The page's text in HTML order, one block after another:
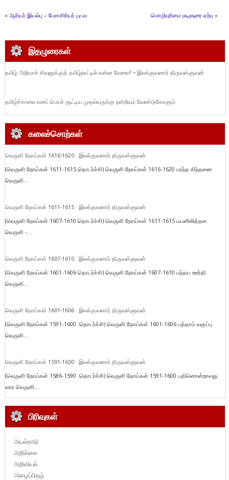
« ஆரியர் இயல்பு – பேராசிரியர் மு.வ மொழியுரிமை சூளுரை ஏற்பு »
இதழுரைகள்
தமிழ் அறியாச் சிவனுக்குத் தமிழ்நாட்டில் என்ன வேலை? – இலக்குவனார் திருவள்ளுவன்
தமிழ்ச்சாலை எனப் பெயர் சூட்டிய முதல்வருக்கு நன்றியும் வேண்டுகோளும்
கலைச்சொற்கள்
வெருளி நோய்கள் 1616-1620 : இலக்குவனார் திருவள்ளுவன்
(வெருளி நோய்கள் 1611-1615 தொடர்ச்சி) வெருளி நோய்கள் 1616-1620 பரந்த சிந்தனை
வெருளி...
வெருளி நோய்கள் 1611-1615 : இலக்குவனார் திருவள்ளுவன்
(வெருளி நோய்கள் 1607-1610 தொடர்ச்சி) வெருளி நோய்கள் 1611-1615 பயனிலித்தள
வெருளி -...
வெருளி நோய்கள் 1607-1610 : இலக்குவனார் திருவள்ளுவன்
(வெருளி நோய்கள் 1601-1606 தொடர்ச்சி) வெருளி நோய்கள் 1607-1610 பந்தய ஊர்தி
வெருளி...
வெருளி நோய்கள் 1601-1606 : இலக்குவனார் திருவள்ளுவன்
(வெருளி நோய்கள் 1591-1600 :தொடர்ச்சி) வெருளி நோய்கள் 1601-1606 பத்தாம் வகுப்பு
வெருளி...
வெருளி நோய்கள் 1591-1600 : இலக்குவனார் திருவள்ளுவன்
(வெருளி நோய்கள் 1586-1590 :தொடர்ச்சி) வெருளி நோய்கள் 1591-1600 பதினொன்றாவது
வார வெருளி...
பிரிவுகள்
அயல்நாடு
அறிக்கை
அறிவியல்
அழைப்பிதழ்